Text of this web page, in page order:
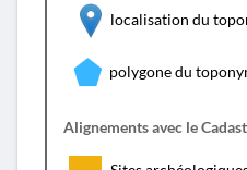
localisation du
polygone du
Alignements avec le